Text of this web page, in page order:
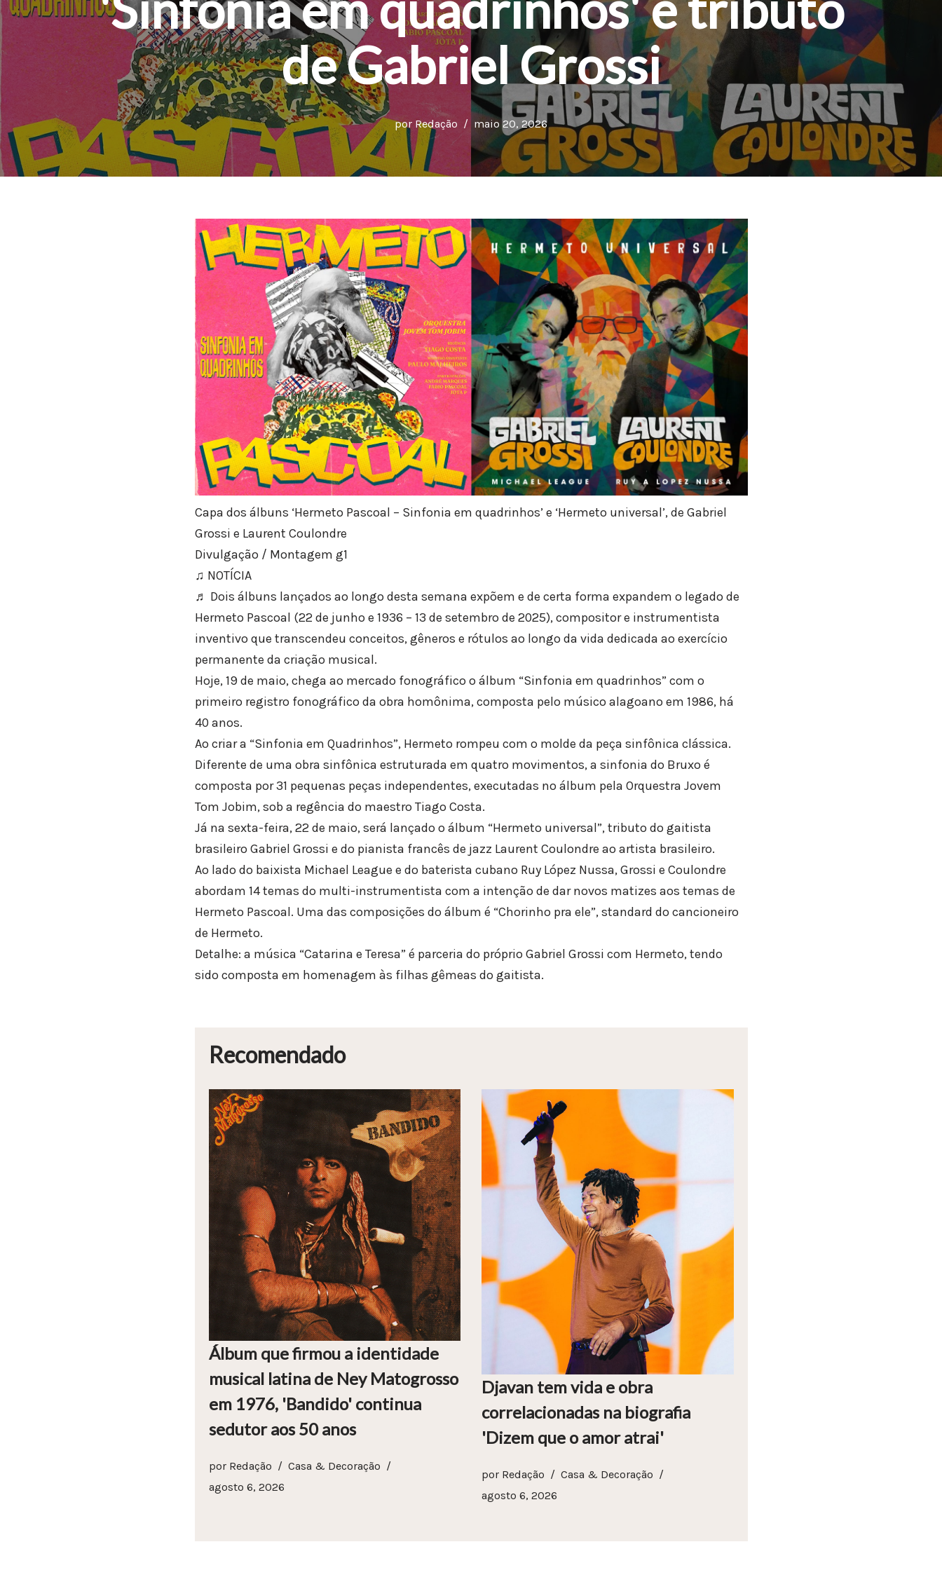
de Gabriel Grossi
por Redação maio 20, 2026
Capa dos álbuns ‘Hermeto Pascoal – Sinfonia em quadrinhos’ e ‘Hermeto universal’, de Gabriel
Grossi e Laurent Coulondre
Divulgação / Montagem g1
♫ NOTÍCIA
♬ Dois álbuns lançados ao longo desta semana expõem e de certa forma expandem o legado de
Hermeto Pascoal (22 de junho e 1936 – 13 de setembro de 2025), compositor e instrumentista
inventivo que transcendeu conceitos, gêneros e rótulos ao longo da vida dedicada ao exercício
permanente da criação musical.
Hoje, 19 de maio, chega ao mercado fonográfico o álbum “Sinfonia em quadrinhos” com o
primeiro registro fonográfico da obra homônima, composta pelo músico alagoano em 1986, há
40 anos.
Ao criar a “Sinfonia em Quadrinhos”, Hermeto rompeu com o molde da peça sinfônica clássica.
Diferente de uma obra sinfônica estruturada em quatro movimentos, a sinfonia do Bruxo é
composta por 31 pequenas peças independentes, executadas no álbum pela Orquestra Jovem
Tom Jobim, sob a regência do maestro Tiago Costa.
Já na sexta-feira, 22 de maio, será lançado o álbum “Hermeto universal”, tributo do gaitista
brasileiro Gabriel Grossi e do pianista francês de jazz Laurent Coulondre ao artista brasileiro.
Ao lado do baixista Michael League e do baterista cubano Ruy López Nussa, Grossi e Coulondre
abordam 14 temas do multi-instrumentista com a intenção de dar novos matizes aos temas de
Hermeto Pascoal. Uma das composições do álbum é “Chorinho pra ele”, standard do cancioneiro
de Hermeto.
Detalhe: a música “Catarina e Teresa” é parceria do próprio Gabriel Grossi com Hermeto, tendo
sido composta em homenagem às filhas gêmeas do gaitista.
Recomendado
Álbum que firmou a identidade
musical latina de Ney Matogrosso
em 1976, 'Bandido' continua
sedutor aos 50 anos
por Redação
Casa & Decoração
agosto 6, 2026
Djavan tem vida e obra
correlacionadas na biografia
'Dizem que o amor atrai'
por Redação
Casa & Decoração
agosto 6, 2026